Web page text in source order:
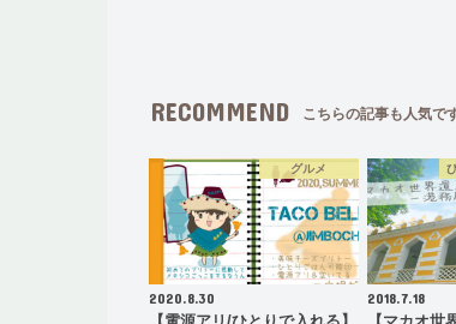
RECOMMEND こちらの記事も人気です
グルメ
2020.8.30
2018.7.18